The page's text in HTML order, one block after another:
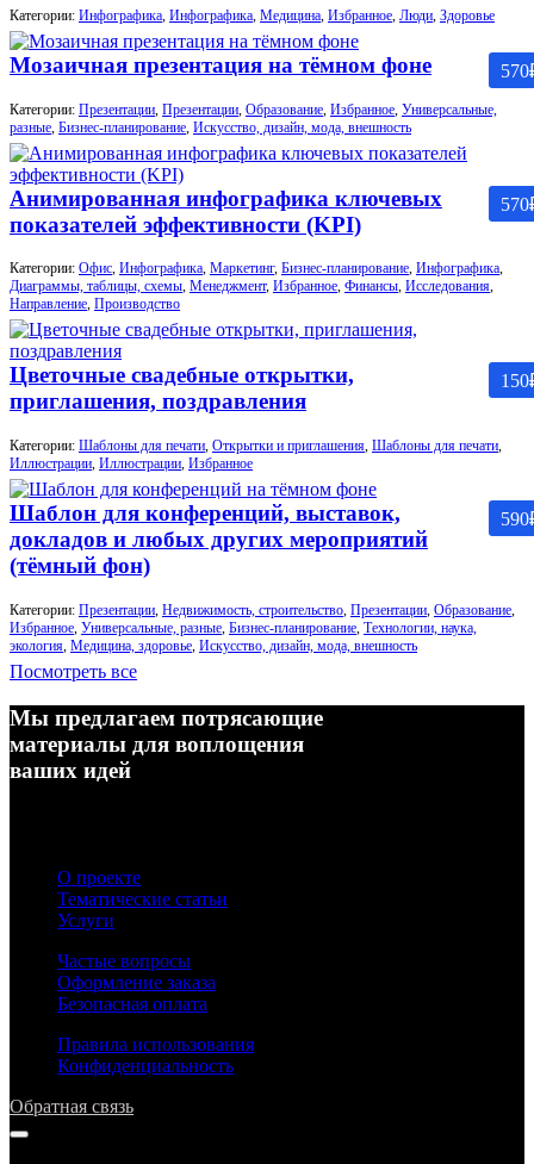
Категории: Инфографика, Инфографика, Медицина, Избранное, Люди, Здоровье
570
Мозаичная презентация на тёмном фоне
Категории: Презентации Презентации Образование Избранное Универсальные,
разные Бизнес-планирование Искусство, дизайн, мода, внешность
570
Анимированная инфографика ключевых
показателей эффективности (KPI)
Категории: Офис, Инфографика, Маркетинг, Бизнес-планирование, Инфографика,
Диаграммы, таблицы, схемы, Менеджмент, Избранное, Финансы, Исследования,
Направление, Производство
150
Цветочные свадебные открытки,
приглашения, поздравления
Категории: Шаблоны для печати, Открытки и приглашения, Шаблоны для печати,
Иллюстрации, Иллюстрации, Избранное
590
Шаблон для конференций, выставок,
докладов и любых других мероприятий
(тёмный фон)
Категории: Презентации, Недвижимость, строительство, Презентации, Образование,
Избранное, Универсальные, разные, Бизнес-планирование, Технологии, наука,
экология, Медицина, здоровье, Искусство, дизайн, мода, внешность
Посмотреть все
Мы предлагаем потрясающие
материалы для воплощения
ваших идей
О проекте
Тематические статьи
Услуги
Частые вопросы
Оформление заказа
Безопасная оплата
Правила использования
Конфиденциальность
Обратная связь